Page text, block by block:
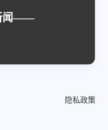
闻——
隐私政策